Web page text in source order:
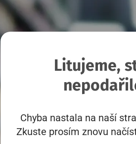
Litujeme,
Chyba nastala na naší
Zkuste prosím znovu